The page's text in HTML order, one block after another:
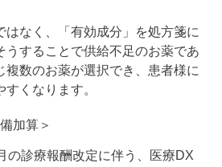
なく、「有効成分」を処方箋に
うすることで供給不足のお薬であ
複数のお薬が選択でき、患者様に
くなります。
加算＞
の診療報酬改定に伴う、医療DX